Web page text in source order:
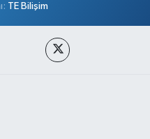
TE Bilişim